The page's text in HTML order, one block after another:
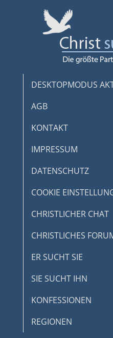
DESKTOPMODUS
AGB
KONTAKT
IMPRESSUM
DATENSCHUTZ
COOKIE
CHRISTLICHER CHAT
CHRISTLICHES
ER SUCHT SIE
SIE SUCHT IHN
KONFESSIONEN
REGIONEN